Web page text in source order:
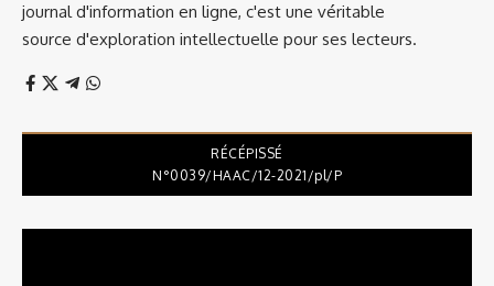
journal d'information en ligne, c'est une véritable
source d'exploration intellectuelle pour ses lecteurs.
RÉCÉPISSÉ
N°0039/HAAC/12-2021/pl/P